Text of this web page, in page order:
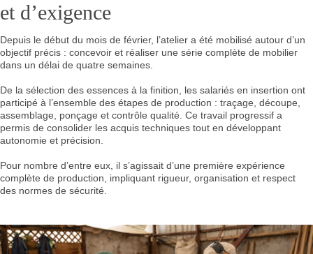
et d’exigence
Depuis le début du mois de février, l’atelier a été mobilisé autour d’un
objectif précis : concevoir et réaliser une série complète de mobilier
dans un délai de quatre semaines.
De la sélection des essences à la finition, les salariés en insertion ont
participé à l’ensemble des étapes de production : traçage, découpe,
assemblage, ponçage et contrôle qualité. Ce travail progressif a
permis de consolider les acquis techniques tout en développant
autonomie et précision.
Pour nombre d’entre eux, il s’agissait d’une première expérience
complète de production, impliquant rigueur, organisation et respect
des normes de sécurité.